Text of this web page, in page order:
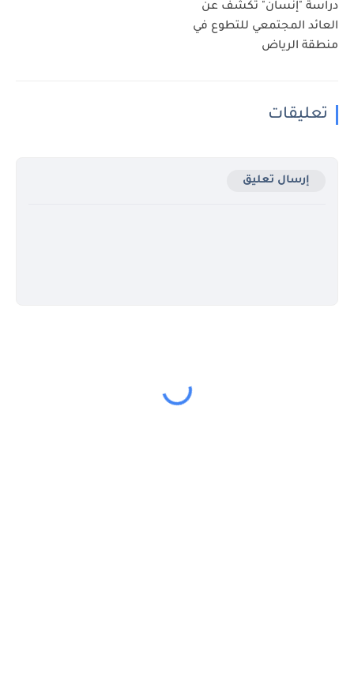
دراسة "إنسان" تكشف عن
العائد المجتمعي للتطوع في
منطقة الرياض
تعليقات
إرسال تعليق